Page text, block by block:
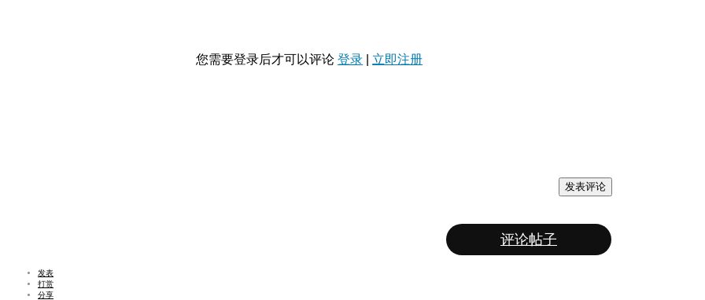
您需要登录后才可以评论 登录 立即注册
发表评论
评论帖子
发表
打赏
分享